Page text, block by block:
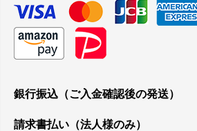
銀行振込（ご入金確認後の発送）
請求書払い（法人様のみ）